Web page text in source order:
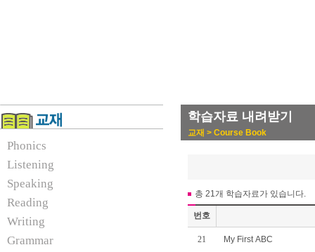
Phonics
Listening
Speaking
Reading
Writing
Grammar
학습자료 내려받기
교재 > Course Book
총 21개 학습자료가 있습니다.
번호
21 My First ABC